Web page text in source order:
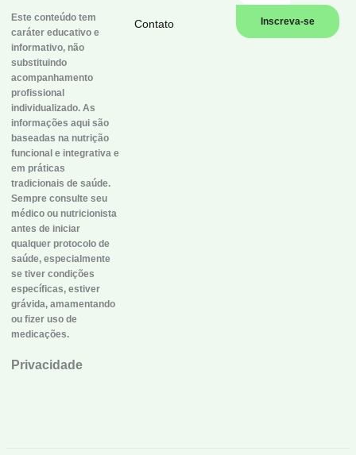
Este conteúdo tem
caráter educativo e
informativo, não
substituindo
acompanhamento
profissional
individualizado. As
informações aqui são
baseadas na nutrição
funcional e integrativa e
em práticas
tradicionais de saúde.
Sempre consulte seu
médico ou nutricionista
antes de iniciar
qualquer protocolo de
saúde, especialmente
se tiver condições
específicas, estiver
grávida, amamentando
ou fizer uso de
medicações.
Privacidade
Contato Inscreva-se